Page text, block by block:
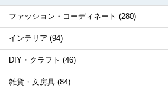
ファッション・コーディネート (280)
インテリア (94)
DIY・クラフト (46)
雑貨・文房具 (84)